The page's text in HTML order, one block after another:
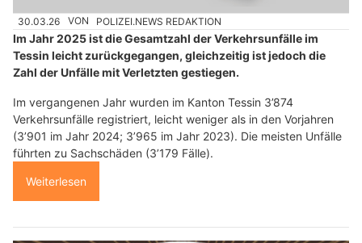
30.03.26 VON POLIZEI.NEWS REDAKTION
Im Jahr 2025 ist die Gesamtzahl der Verkehrsunfälle im
Tessin leicht zurückgegangen, gleichzeitig ist jedoch die
Zahl der Unfälle mit Verletzten gestiegen.
Im vergangenen Jahr wurden im Kanton Tessin 3’874
Verkehrsunfälle registriert, leicht weniger als in den Vorjahren
(3’901 im Jahr 2024; 3’965 im Jahr 2023). Die meisten Unfälle
führten zu Sachschäden (3’179 Fälle).
Weiterlesen